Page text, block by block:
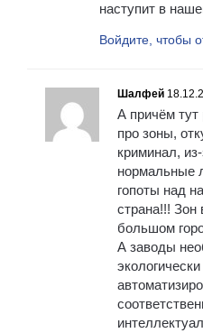
наступит в
Войдите, чтобы
Шалфей
А причём тут
про зоны,
криминал,
нормальные
гопоты над
страна!!!
большом
А заводы